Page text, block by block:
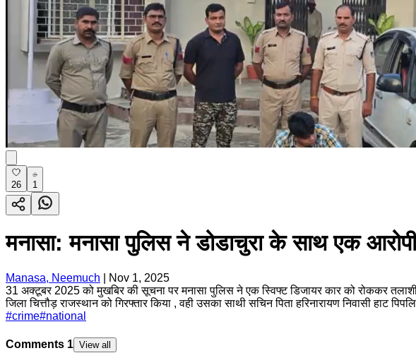
26 1
मनासा: मनासा पुलिस ने डोडाचुरा के साथ एक
Manasa, Neemuch
Nov 1, 2025
31 अक्टूबर 2025 को मुखबिर की सूचना पर मनासा पुलिस ने एक स्विफ्ट डिजायर कार को रोककर
जिला चित्तौड़ राजस्थान को गिरफ्तार किया , वही उसका साथी सचिन पिता हरिनारायण निवासी हाट
#crime#national
Comments 1 View all